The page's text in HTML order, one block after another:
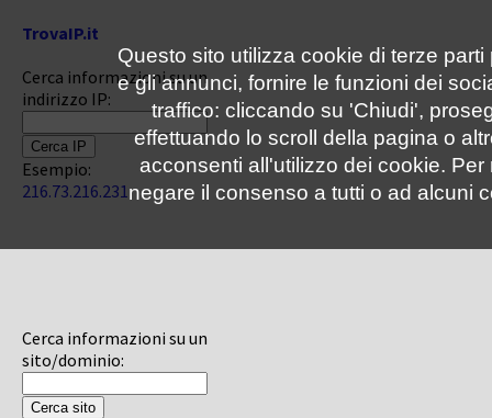
TrovaIP.it
Cerca informazioni su un
indirizzo IP:
Esempio:
216.73.216.231
Cerca informazioni su un
sito/dominio:
Questo sito utilizza cookie di terze
e gli annunci, fornire le funzioni dei
traffico: cliccando su 'Chiudi',
effettuando lo scroll della pagina o
acconsenti all'utilizzo dei cookie.
negare il consenso a tutti o ad alcuni